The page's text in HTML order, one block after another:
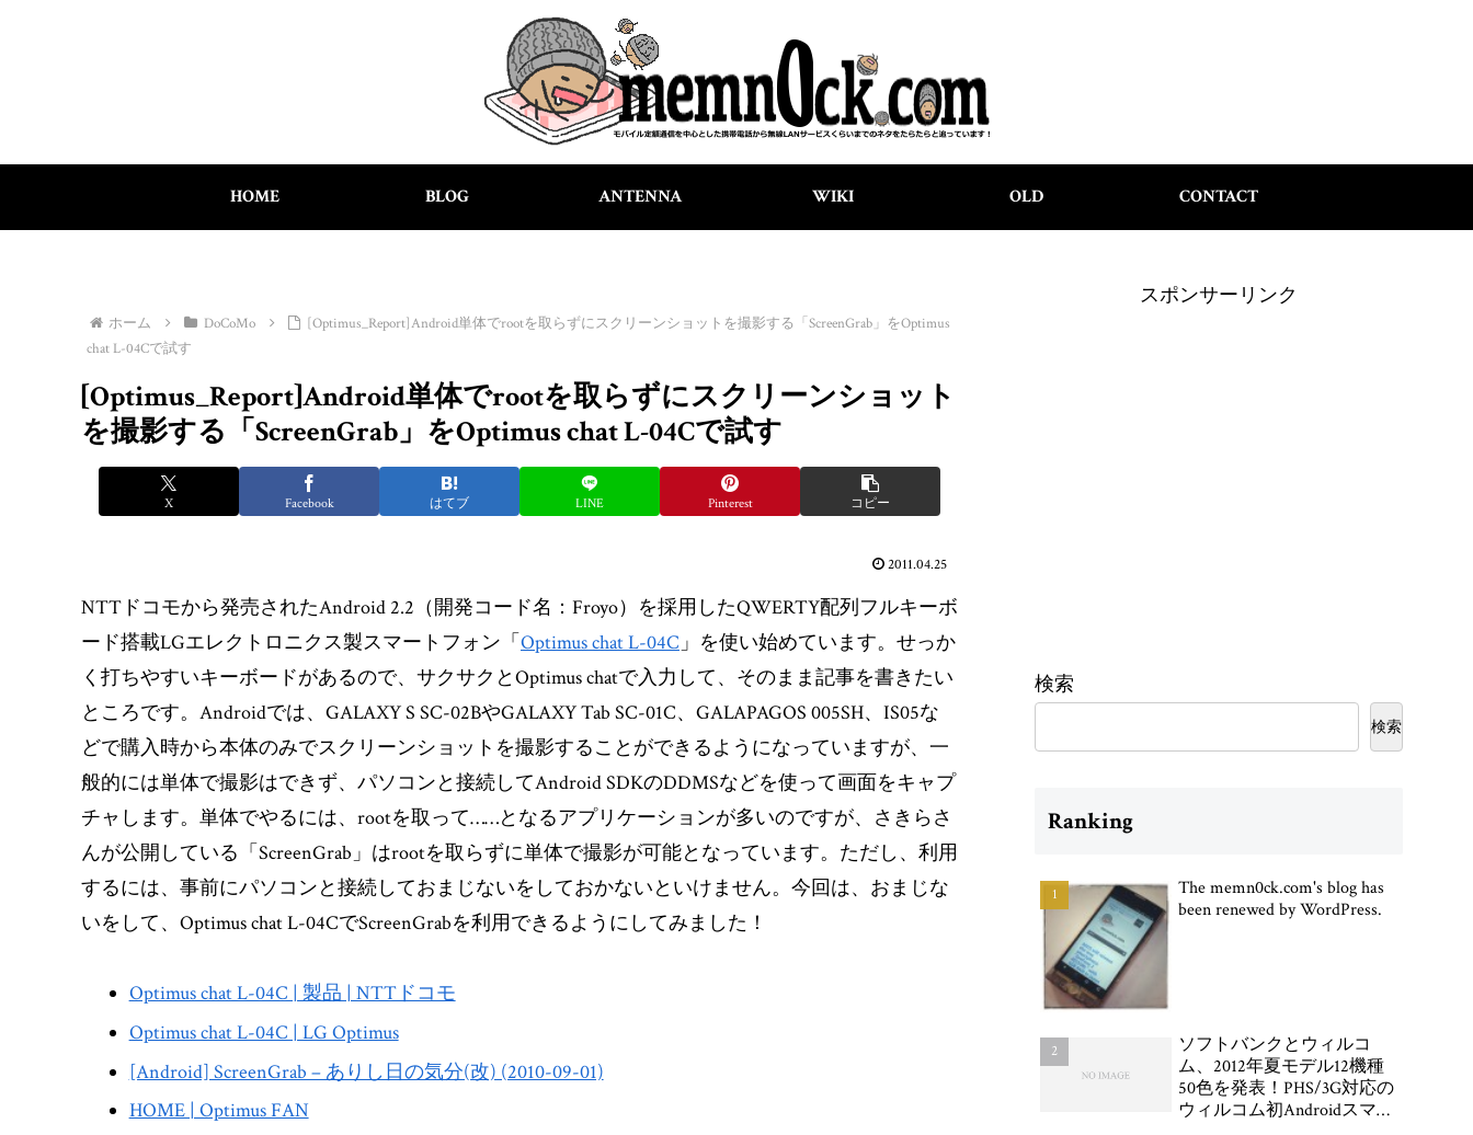
HOME BLOG ANTENNA WIKI OLD CONTACT
ホーム DoCoMo
[Optimus_Report]Android単体でrootを取らずにスクリーンショットを撮影する「ScreenGrab」をOptimus
chat L-04Cで試す
[Optimus_Report]Android単体でrootを取らずにスクリーンショット
を撮影する「ScreenGrab」をOptimus chat L-04Cで試す
X Facebook はてブ LINE Pinterest コピー
2011.04.25
NTTドコモから発売されたAndroid 2.2（開発コード名：Froyo）を採用したQWERTY配列フルキーボ
ード搭載LGエレクトロニクス製スマートフォン「 Optimus chat L-04C 」を使い始めています。せっか
く打ちやすいキーボードがあるので、サクサクとOptimus chatで入力して、そのまま記事を書きたい
ところです。Androidでは、GALAXY S SC-02BやGALAXY Tab SC-01C、GALAPAGOS 005SH、IS05な
どで購入時から本体のみでスクリーンショットを撮影することができるようになっていますが、一
般的には単体で撮影はできず、パソコンと接続してAndroid SDKのDDMSなどを使って画面をキャプ
チャします。単体でやるには、rootを取って……となるアプリケーションが多いのですが、さきらさ
んが公開している「ScreenGrab」はrootを取らずに単体で撮影が可能となっています。ただし、利用
するには、事前にパソコンと接続しておまじないをしておかないといけません。今回は、おまじな
いをして、Optimus chat L-04CでScreenGrabを利用できるようにしてみました！
Optimus chat L-04C | 製品 | NTTドコモ
Optimus chat L-04C | LG Optimus
[Android] ScreenGrab – ありし日の気分(改) (2010-09-01)
HOME | Optimus FAN
スポンサーリンク
検索
検索
Ranking
The memn0ck.com's blog has
been renewed by WordPress.
ソフトバンクとウィルコ
ム、2012年夏モデル12機種
50色を発表！PHS/3G対応の
ウィルコム初Androidスマー